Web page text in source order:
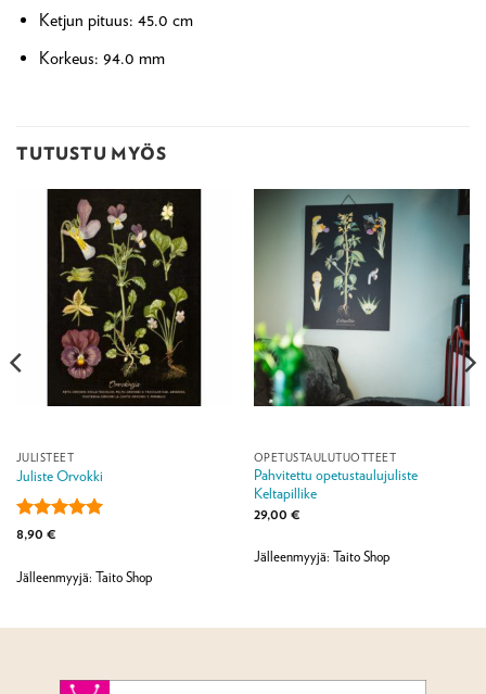
Ketjun pituus: 45.0 cm
Korkeus: 94.0 mm
TUTUSTU MYÖS
JULISTEET
Juliste Orvokki
Arvostelu
/ 5
8,90 €
Jälleenmyyjä: Taito Shop
OPETUSTAULUTUOTTEET
Pahvitettu opetustaulujuliste
Keltapillike
29,00 €
Jälleenmyyjä: Taito Shop